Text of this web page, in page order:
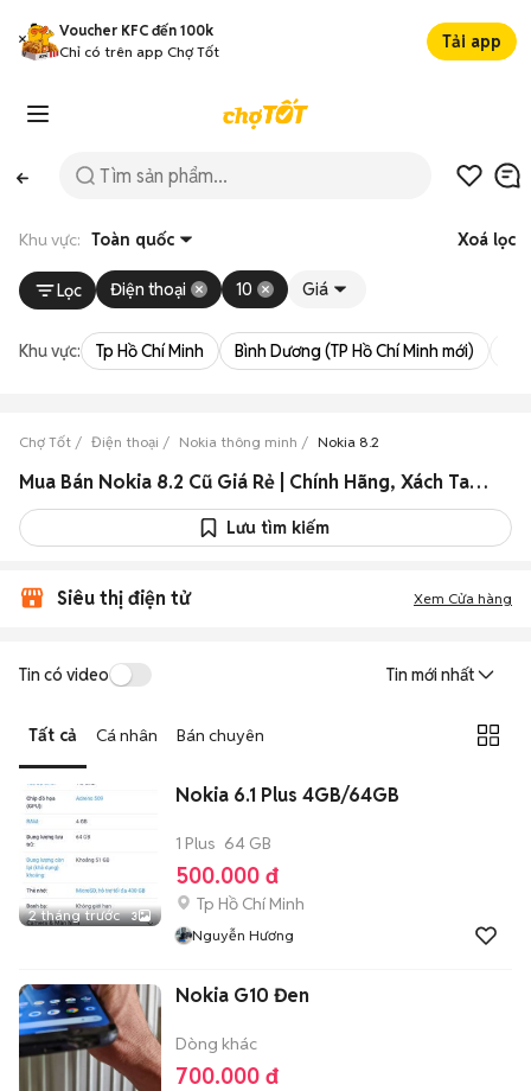
Voucher KFC đến 100k
Chỉ có trên app Chợ Tốt
Tải app
Khu vực: Toàn quốc Xoá lọc
Lọc Điện thoại 10 Giá
Khu vực: Tp Hồ Chí Minh Bình Dương (TP Hồ Chí Minh mới)
Chợ Tốt Điện thoại Nokia thông minh Nokia 8.2
Mua Bán Nokia 8.2 Cũ Giá Rẻ | Chính Hãng, Xách Tay 2026
Lưu tìm kiếm
Siêu thị điện tử Xem Cửa hàng
Tin có video Tin mới nhất
Tất cả Cá nhân Bán chuyên
2 tháng trước 3
Nokia 6.1 Plus 4GB/64GB
1 Plus 64 GB
500.000 đ
Tp Hồ Chí Minh
Nguyễn Hương
Nokia G10 Đen
Dòng khác
700.000 đ